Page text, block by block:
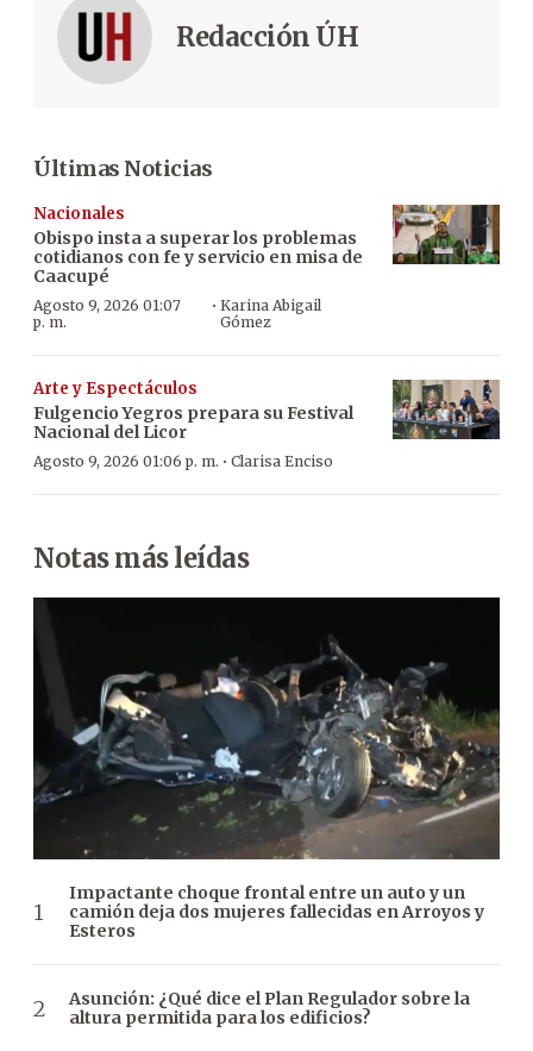
Redacción ÚH
Últimas Noticias
Nacionales
Obispo insta a superar los problemas
cotidianos con fe y servicio en misa de
Caacupé
Agosto 9, 2026 01:07
p. m.
·Karina Abigail
Gómez
Arte y Espectáculos
Fulgencio Yegros prepara su Festival
Nacional del Licor
Agosto 9, 2026 01:06 p. m. · Clarisa Enciso
Notas más leídas
Impactante choque frontal entre un auto y un
camión deja dos mujeres fallecidas en Arroyos y
Esteros
Asunción: ¿Qué dice el Plan Regulador sobre la
altura permitida para los edificios?